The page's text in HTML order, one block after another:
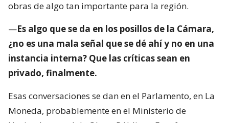
obras de algo tan importante para la región.
—Es algo que se da en los posillos de la Cámara,
¿no es una mala señal que se dé ahí y no en una
instancia interna? Que las críticas sean en
privado, finalmente.
Esas conversaciones se dan en el Parlamento, en La
Moneda, probablemente en el Ministerio de